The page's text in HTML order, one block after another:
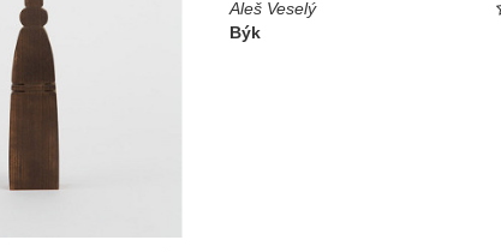
Aleš Veselý
Býk